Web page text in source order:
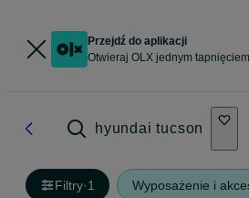
Przejdź do aplikacji
Otwieraj OLX jednym tapnięciem
hyundai tucson
Filtry·1 Wyposażenie i